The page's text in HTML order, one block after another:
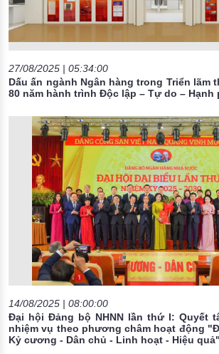
27/08/2025 | 05:34:00
Dấu ấn ngành Ngân hàng trong Triển lãm
80 năm hành trình Độc lập – Tự do – Hạnh
14/08/2025 | 08:00:00
Đại hội Đảng bộ NHNN lần thứ I: Quyết
nhiệm vụ theo phương châm hoạt động
Kỷ cương - Dân chủ - Linh hoạt - Hiệu quả"